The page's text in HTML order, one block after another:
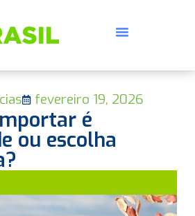
fevereiro 19, 2026
é
ou escolha